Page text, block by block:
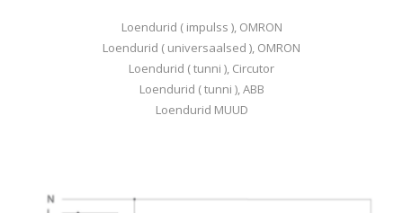
Loendurid ( impulss ), OMRON
Loendurid ( universaalsed ), OMRON
Loendurid ( tunni ), Circutor
Loendurid ( tunni ), ABB
Loendurid MUUD